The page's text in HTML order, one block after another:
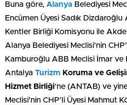
Buna göre, Alanya Belediyesi
Encümen Üyesi Sadık Dizdaroğlu
Kentler Birliği Komisyonu ile
Alanya Belediyesi Meclisi’nin
Kamburoğlu ABB Meclisi İmar ve
Antalya Turizm Koruma ve
Hizmet Birliği‘ne (ANTAB) ve
Meclisi’nin CHP’li Üyesi Mahmut